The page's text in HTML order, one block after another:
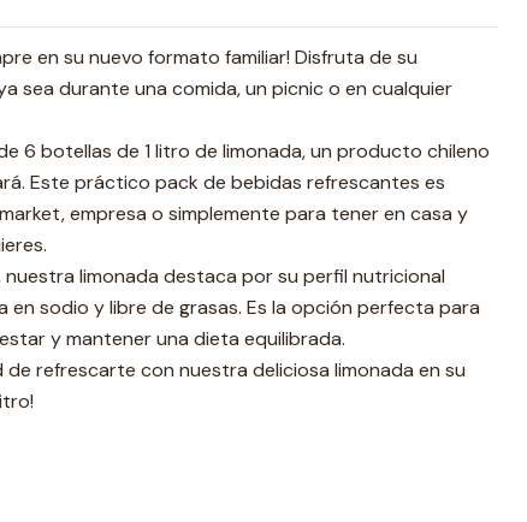
en su nuevo formato familiar! Disfruta de su
sea durante una comida, un picnic o en cualquier
6 botellas de 1 litro de limonada, un producto chileno
Este práctico pack de bebidas refrescantes es
empresa o simplemente para tener en casa y
limonada destaca por su perfil nutricional
en sodio y libre de grasas. Es la opción perfecta para
y mantener una dieta equilibrada.
de refrescarte con nuestra deliciosa limonada en su